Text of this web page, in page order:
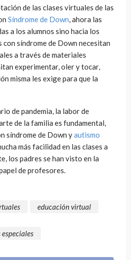
de las clases virtuales de las
Síndrome de Down , ahora las
a los alumnos sino hacia los
con síndrome de Down necesitan
a través de materiales
experimentar, oler y tocar,
misma les exige para que la
de pandemia, la labor de
de la familia es fundamental,
síndrome de Down yautismo
más facilidad en las clases a
los padres se han visto en la
de profesores.
educación virtual